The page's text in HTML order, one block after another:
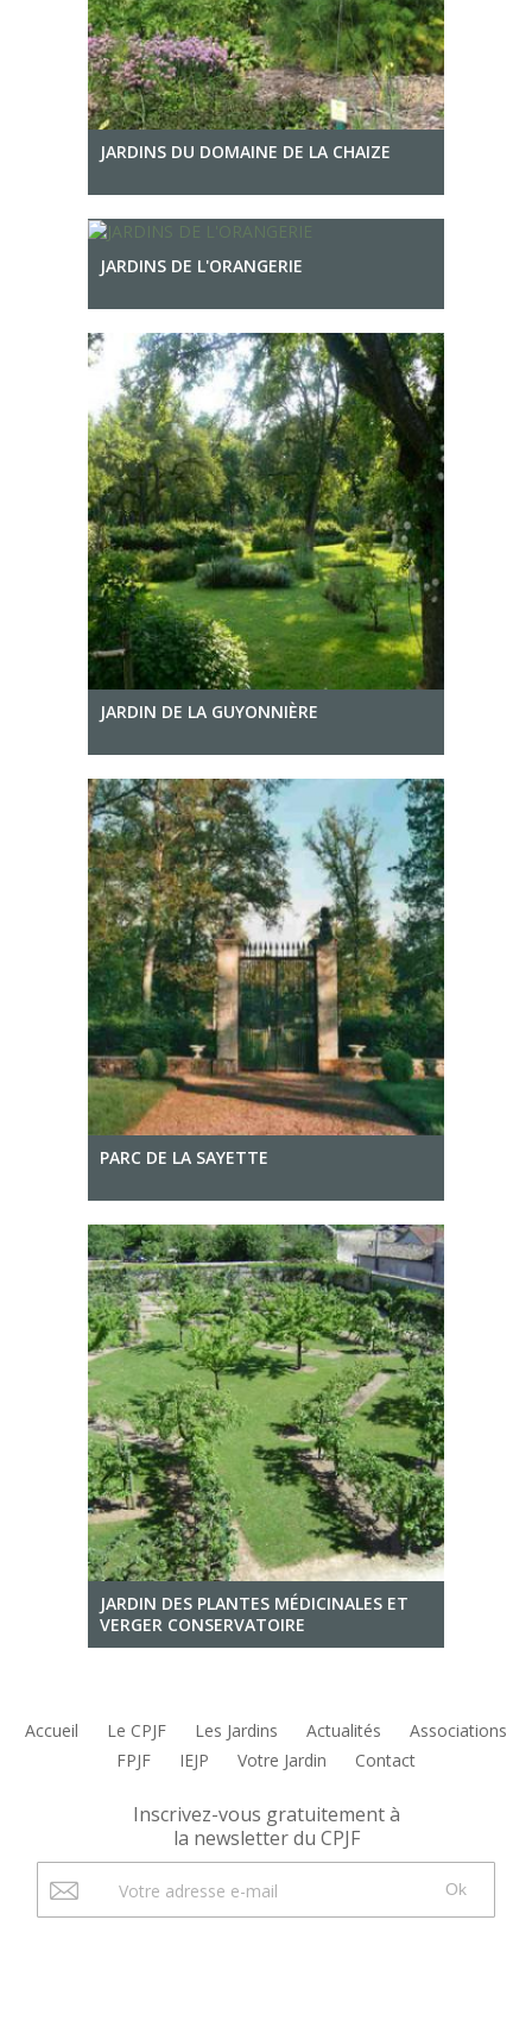
JARDINS DU DOMAINE DE LA CHAIZE
JARDINS DE L'ORANGERIE
JARDIN DE LA GUYONNIÈRE
PARC DE LA SAYETTE
JARDIN DES PLANTES MÉDICINALES ET
VERGER CONSERVATOIRE
Accueil Le CPJF Les Jardins Actualités
Associations
FPJF
IEJP Votre Jardin Contact
Inscrivez-vous gratuitement à
la newsletter du CPJF
Ok